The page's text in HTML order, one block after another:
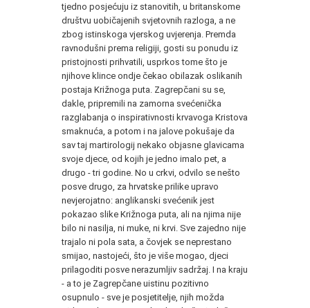
tjedno posjećuju iz stanovitih, u britanskome
društvu uobičajenih svjetovnih razloga, a ne
zbog istinskoga vjerskog uvjerenja. Premda
ravnodušni prema religiji, gosti su ponudu iz
pristojnosti prihvatili, usprkos tome što je
njihove klince ondje čekao obilazak oslikanih
postaja Križnoga puta. Zagrepčani su se,
dakle, pripremili na zamorna svećenička
razglabanja o inspirativnosti krvavoga Kristova
smaknuća, a potom i na jalove pokušaje da
sav taj martirologij nekako objasne glavicama
svoje djece, od kojih je jedno imalo pet, a
drugo - tri godine. No u crkvi, odvilo se nešto
posve drugo, za hrvatske prilike upravo
nevjerojatno: anglikanski svećenik jest
pokazao slike Križnoga puta, ali na njima nije
bilo ni nasilja, ni muke, ni krvi. Sve zajedno nije
trajalo ni pola sata, a čovjek se neprestano
smijao, nastojeći, što je više mogao, djeci
prilagoditi posve nerazumljiv sadržaj. I na kraju
- a to je Zagrepčane uistinu pozitivno
osupnulo - sve je posjetitelje, njih možda